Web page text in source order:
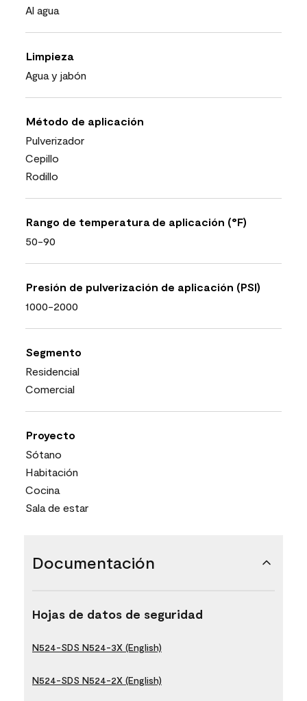
Al agua
Limpieza
Agua y jabón
Método de aplicación
Pulverizador
Cepillo
Rodillo
Rango de temperatura de aplicación (°F)
50-90
Presión de pulverización de aplicación (PSI)
1000-2000
Segmento
Residencial
Comercial
Proyecto
Sótano
Habitación
Cocina
Sala de estar
Documentación
Hojas de datos de seguridad
N524-SDS N524-3X (English)
N524-SDS N524-2X (English)